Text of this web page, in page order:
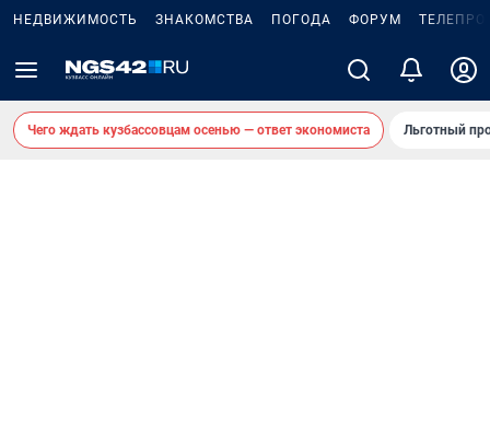
НЕДВИЖИМОСТЬ ЗНАКОМСТВА ПОГОДА ФОРУМ
Чего ждать кузбассовцам осенью — ответ экономиста Льготный